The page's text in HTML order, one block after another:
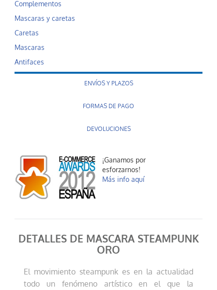
Complementos
Mascaras y caretas
Caretas
Mascaras
Antifaces
ENVÍOS Y PLAZOS
FORMAS DE PAGO
DEVOLUCIONES
¡Ganamos por
esforzarnos!
Más info aquí
DETALLES DE MASCARA STEAMPUNK
ORO
El movimiento steampunk es en la actualidad
todo un fenómeno artístico en el que la